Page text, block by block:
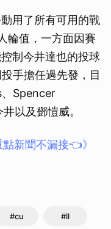
用了所有可用的戰
輪值，一方面因賽
制今井達也的投球
手擔任過先發，目
Spencer
以及鄧愷威。
新聞不漏接👈》
#cu #ll